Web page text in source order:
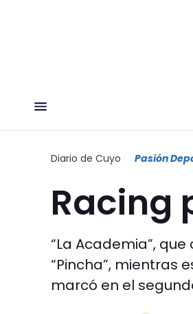
Diario de Cuyo Pasión
Racing
“La Academia”,
“Pincha”, mientras
marcó en el